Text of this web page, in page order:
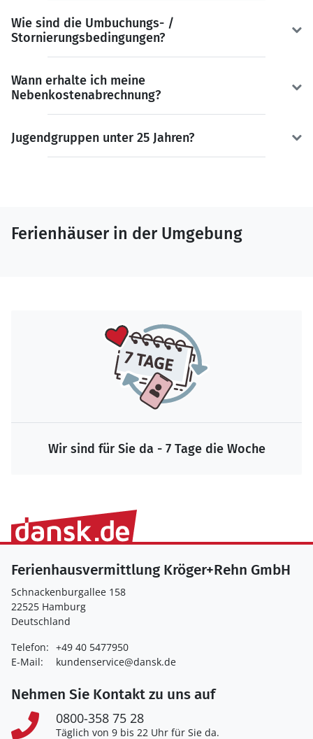
Wie sind die Umbuchungs- /
Stornierungsbedingungen?
Wann erhalte ich meine
Nebenkostenabrechnung?
Jugendgruppen unter 25 Jahren?
Ferienhäuser in der Umgebung
Wir sind für Sie da - 7 Tage die Woche
Ferienhausvermittlung Kröger+Rehn GmbH
Schnackenburgallee 158
22525 Hamburg
Deutschland
Telefon: +49 40 5477950
E-Mail:
kundenservice@dansk.de
Nehmen Sie Kontakt zu uns auf
0800-358 75 28
Täglich von 9 bis 22 Uhr für Sie da.